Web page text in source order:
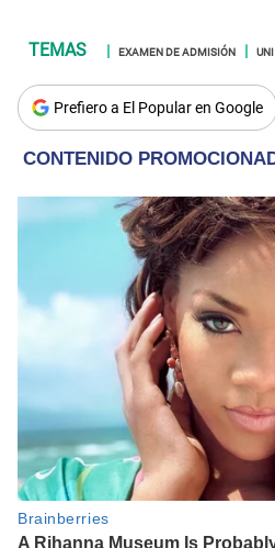
EXAMEN DE ADMISIÓN UNI
Prefiero a El Popular en Google